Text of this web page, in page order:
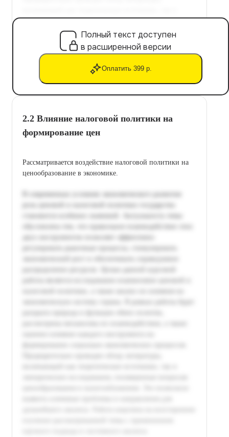
Полный текст доступен
в расширенной версии
Оплатить 399 р.
2.2 Влияние налоговой политики на
формирование цен
Рассматривается воздействие налоговой политики на
ценообразование в экономике.